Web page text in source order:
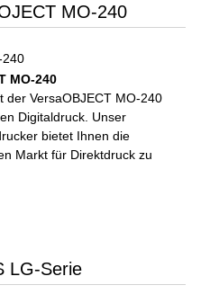
MO-240
MO-240
der VersaOBJECT MO-240
Digitaldruck. Unser
bietet Ihnen die
Markt für Direktdruck zu
LG-Serie